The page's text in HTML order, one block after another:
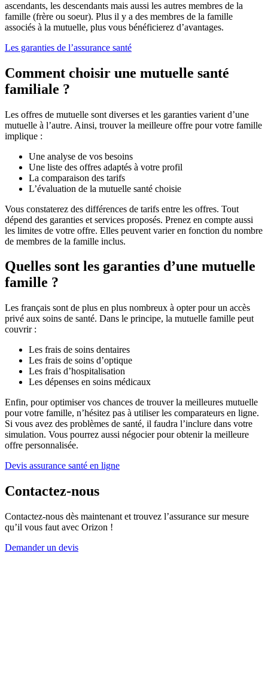
ascendants, les descendants mais aussi les autres membres de la
famille (frère ou soeur). Plus il y a des membres de la famille
associés à la mutuelle, plus vous bénéficierez d’avantages.
Les garanties de l’assurance santé
Comment choisir une mutuelle santé
familiale ?
Les offres de mutuelle sont diverses et les garanties varient d’une
mutuelle à l’autre. Ainsi, trouver la meilleure offre pour votre famille
implique :
Une analyse de vos besoins
Une liste des offres adaptés à votre profil
La comparaison des tarifs
L’évaluation de la mutuelle santé choisie
Vous constaterez des différences de tarifs entre les offres. Tout
dépend des garanties et services proposés. Prenez en compte aussi
les limites de votre offre. Elles peuvent varier en fonction du nombre
de membres de la famille inclus.
Quelles sont les garanties d’une mutuelle
famille ?
Les français sont de plus en plus nombreux à opter pour un accès
privé aux soins de santé. Dans le principe, la mutuelle famille peut
couvrir :
Les frais de soins dentaires
Les frais de soins d’optique
Les frais d’hospitalisation
Les dépenses en soins médicaux
Enfin, pour optimiser vos chances de trouver la meilleures mutuelle
pour votre famille, n’hésitez pas à utiliser les comparateurs en ligne.
Si vous avez des problèmes de santé, il faudra l’inclure dans votre
simulation. Vous pourrez aussi négocier pour obtenir la meilleure
offre personnalisée.
Devis assurance santé en ligne
Contactez-nous
Contactez-nous dès maintenant et trouvez l’assurance sur mesure
qu’il vous faut avec Orizon !
Demander un devis